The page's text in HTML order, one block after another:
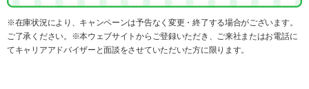
※在庫状況により、キャンペーンは予告なく変更・終了する場合がございます。
ご了承ください。※本ウェブサイトからご登録いただき、ご来社またはお電話に
てキャリアアドバイザーと面談をさせていただいた方に限ります。